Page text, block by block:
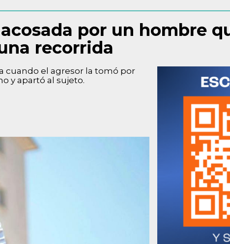
por un hombre
recorrida
cuando el agresor la tomó por
y apartó al sujeto.